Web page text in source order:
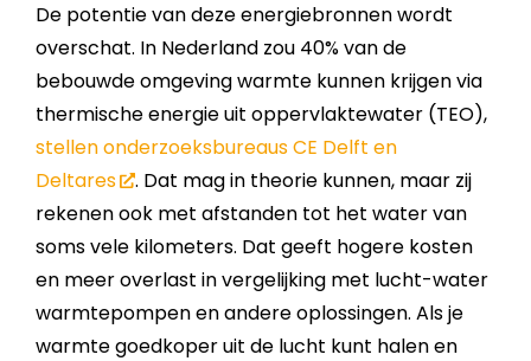
De potentie van deze energie­bronnen wordt
overschat. In Nederland zou 40% van de
bebouwde omgeving warmte kunnen krijgen via
thermische energie uit oppervlakte­water (TEO),
stellen onderzoeks­bureaus CE Delft en
Deltares
. Dat mag in theorie kunnen, maar zij
rekenen ook met afstanden tot het water van
soms vele kilometers. Dat geeft hogere kosten
en meer overlast in vergelijking met lucht-water
warmtepompen en andere oplossingen. Als je
warmte goedkoper uit de lucht kunt halen en